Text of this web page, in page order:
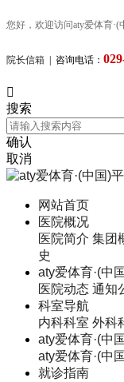
您好，欢迎访问aty爱体育
院长信箱 | 咨询电话：

搜索
确认
取消
网站首页
医院概况
医院简介 集团
史
aty爱体育·(中
医院动态 通知
科室导航
内科科室 外科
aty爱体育·(中
aty爱体育·(中
就诊指南